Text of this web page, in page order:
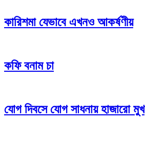
কারিশমা যেভাবে এখনও আকর্ষণীয়
কফি বনাম চা
যোগ দিবসে যোগ সাধনায় হাজারো মুখ